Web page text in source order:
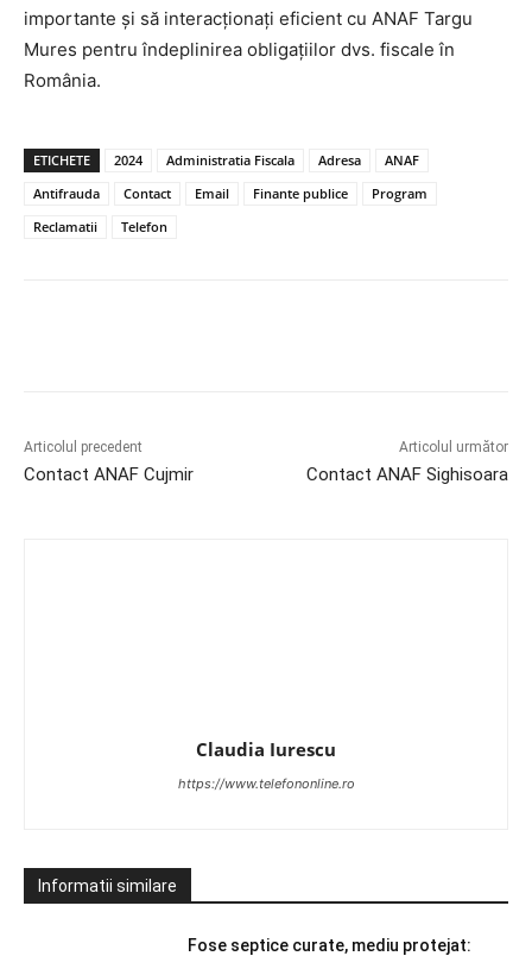
importante și să interacționați eficient cu ANAF Targu
Mures pentru îndeplinirea obligațiilor dvs. fiscale în
România.
ETICHETE 2024 Administratia Fiscala Adresa
ANAF
Antifrauda
Contact Email Finante publice
Program
Reclamatii
Telefon
Articolul precedent
Contact ANAF Cujmir
Articolul următor
Contact ANAF Sighisoara
Claudia Iurescu
https://www.telefononline.ro
Informatii similare
Fose septice curate, mediu protejat: